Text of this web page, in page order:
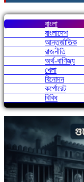
বাংলা
বাংলাদেশ
আন্তর্জাতিক
রাজনীতি
অর্থ-বাণিজ্য
খেলা
বিনোদন
কর্পোরেট
বিবিধ